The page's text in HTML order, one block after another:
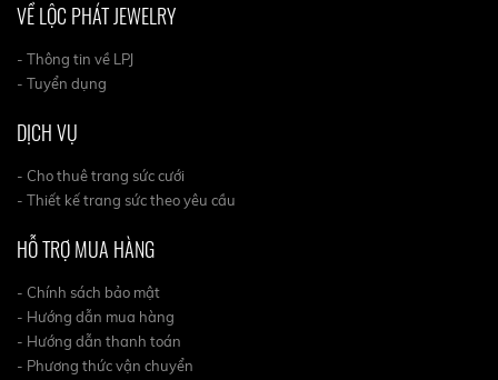
VỀ LỘC PHÁT JEWELRY
- Thông tin về LPJ
- Tuyển dụng
DỊCH VỤ
- Cho thuê trang sức cưới
- Thiết kế trang sức theo yêu cầu
HỖ TRỢ MUA HÀNG
- Chính sách bảo mật
- Hướng dẫn mua hàng
- Hướng dẫn thanh toán
- Phương thức vận chuyển